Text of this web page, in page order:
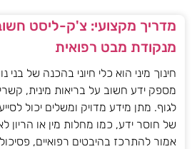
מדריך מקצועי: צ'ק-ליסט חשוב
מנקודת מבט רפואית
חינוך מיני הוא כלי חיוני בהכנה של
מספק ידע חשוב על בריאות מינית,
לגוף. מתן מידע מדויק ומשלים יכול
של חוסר ידע, כמו מחלות מין או הריון
אמור להתרכז בהיבטים רפואיים,